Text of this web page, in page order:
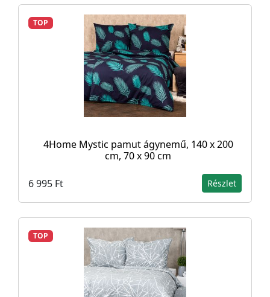
TOP
4Home Mystic pamut ágynemű, 140 x 200
cm, 70 x 90 cm
6 995 Ft Részlet
TOP